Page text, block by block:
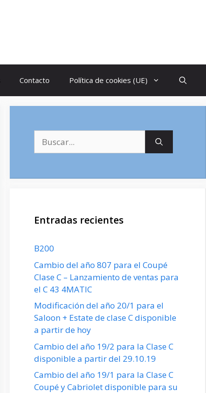
Contacto Política de cookies (UE)
Entradas recientes
B200
Cambio del año 807 para el Coupé
Clase C – Lanzamiento de ventas para
el C 43 4MATIC
Modificación del año 20/1 para el
Saloon + Estate de clase C disponible
a partir de hoy
Cambio del año 19/2 para la Clase C
disponible a partir del 29.10.19
Cambio del año 19/1 para la Clase C
Coupé y Cabriolet disponible para su